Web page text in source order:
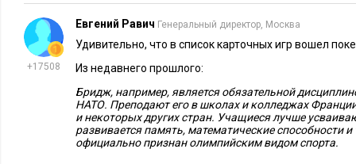
5. Пандемия (Pandemic)
Это еще одна классическая настольная игра, которая,
задолго до нашей реальной пандемии, но, что интересно,
повторяет.
Эта настолка о коллективной работе – игроки не
+17508
Евгений Равич Генеральный директор, Москва
Удивительно, что в список карточных игр вошел
Из недавнего прошлого:
Бридж, например, является обязательной
НАТО. Преподают его в школах и колледжах
и некоторых других стран. Учащиеся лучше
развивается память, математические способности
официально признан олимпийским видом спорта.